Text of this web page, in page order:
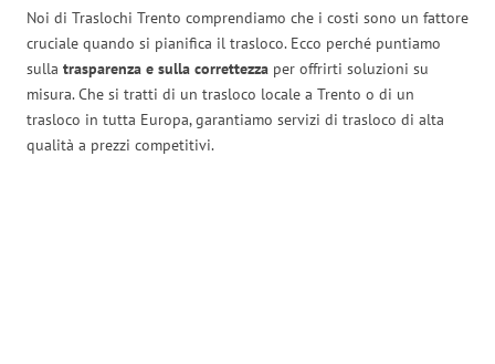
Noi di Traslochi Trento comprendiamo che i costi sono un fattore
cruciale quando si pianifica il trasloco. Ecco perché puntiamo
sulla trasparenza e sulla correttezza per offrirti soluzioni su
misura. Che si tratti di un trasloco locale a Trento o di un
trasloco in tutta Europa, garantiamo servizi di trasloco di alta
qualità a prezzi competitivi.